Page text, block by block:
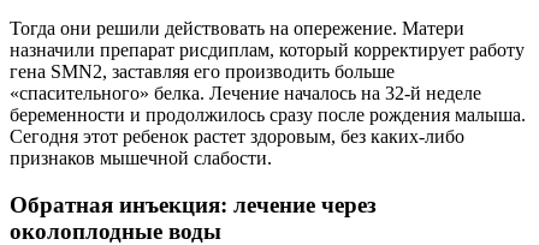
Тогда они решили действовать на опережение. Матери
назначили препарат рисдиплам, который корректирует работу
гена SMN2, заставляя его производить больше
«спасительного» белка. Лечение началось на 32-й неделе
беременности и продолжилось сразу после рождения малыша.
Сегодня этот ребенок растет здоровым, без каких-либо
признаков мышечной слабости.
Обратная инъекция: лечение через
околоплодные воды